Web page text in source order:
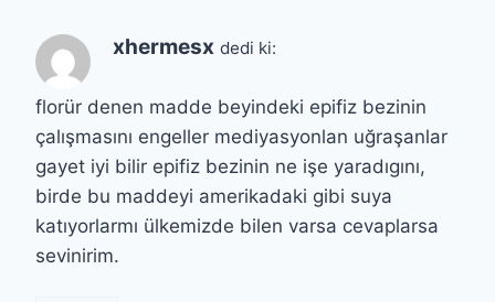
xhermesx dedi ki:
florür denen madde beyindeki epifiz bezinin
çalışmasını engeller mediyasyonlan uğraşanlar
gayet iyi bilir epifiz bezinin ne işe yaradıgını,
birde bu maddeyi amerikadaki gibi suya
katıyorlarmı ülkemizde bilen varsa cevaplarsa
sevinirim.